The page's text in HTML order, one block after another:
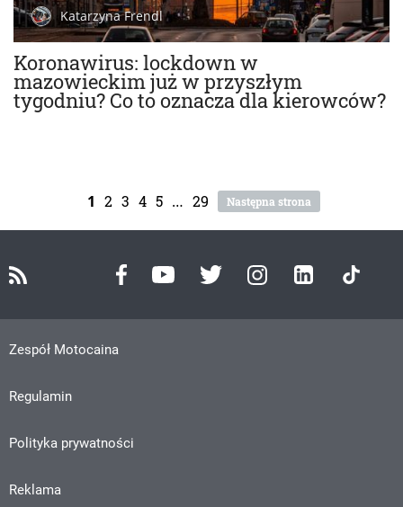
Koronawirus: lockdown w
mazowieckim już w przyszłym
tygodniu? Co to oznacza dla kierowców?
Katarzyna Frendl
1 2 3 4 5 … 29 Następna strona
Zespół Motocaina
Regulamin
Polityka prywatności
Reklama